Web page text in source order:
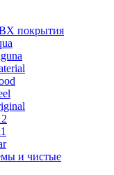
покрытия
и чистые